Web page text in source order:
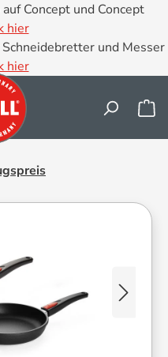
Concept und Concept
hier
und Messer
hier